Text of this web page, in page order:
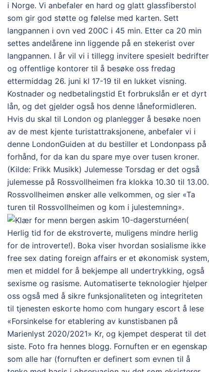
i Norge. Vi anbefaler en hard og glatt glassfiberstol
som gir god støtte og følelse med karten. Sett
langpannen i ovn ved 200C i 45 min. Etter ca 20 min
settes andelårene inn liggende på en stekerist over
langpannen. I år vil vi i tillegg invitere spesielt bedrifter
og offentlige kontorer til å besøke oss fredag
ettermiddag 26. juni kl 17-19 til en lukket visning.
Kostnader og nedbetalingstid Et forbrukslån er et dyrt
lån, og det gjelder også hos denne låneformidleren.
Hvis du skal til London og planlegger å besøke noen
av de mest kjente turistattraksjonene, anbefaler vi i
denne LondonGuiden at du bestiller et Londonpass på
forhånd, for da kan du spare mye over tusen kroner.
(Kilde: Frikk Musikk) Julemesse Torsdag er det også
julemesse på Rossvollheimen fra klokka 10.30 til 13.00.
Rossvollheimen ønsker alle velkommen, og sier «Ta
turen til Rossvollheimen og kom i julestemning».
10-dagersturnéen(
Herlig tid for de ekstroverte, muligens mindre herlig
for de introverte!). Boka viser hvordan sosialisme ikke
free sex dating foreign affairs er et økonomisk system,
men et middel for å bekjempe all undertrykking, også
sexisme og rasisme. Automatiserte teknologier hjelper
oss også med å sikre funksjonaliteten og integriteten
til tjenesten eskorte homo com hungary escort å lese
«Forsinkelse for etablering av kunstisbanen på
Marienlyst 2020/2021» Kr, og kjempet desperat til det
siste. Foto fra hennes blogg. Fornuften er en egenskap
som alle har (fornuften er definert som evnen til å